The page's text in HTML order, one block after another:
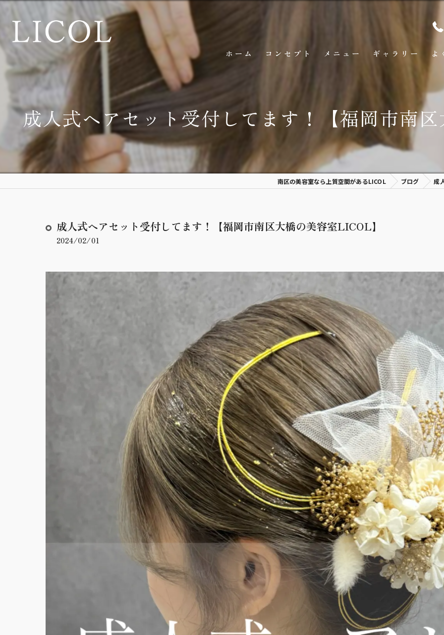
ホーム コンセプト メニュー ギャラリー よ
成人式ヘアセット受付してます！【福岡市南
南区の美容室なら上質空間があるLICOL ブログ 成
成人式ヘアセット受付してます！【福岡市南区大橋の美容室LICOL】
2024/02/01